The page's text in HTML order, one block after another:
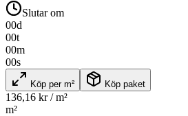
Slutar om
00d
00t
00m
00s
Köp per m² Köp paket
136,16 kr / m²
m²